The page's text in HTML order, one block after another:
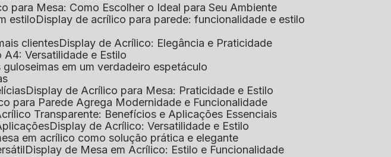
para Mesa: Como Escolher o Ideal para Seu Ambiente
estilo
Display de acrílico para parede: funcionalidade e estilo
clientes
Display de Acrílico: Elegância e Praticidade
A4: Versatilidade e Estilo
em um verdadeiro espetáculo
Display de Acrílico para Mesa: Praticidade e Estilo
para Parede Agrega Modernidade e Funcionalidade
Transparente: Benefícios e Aplicações Essenciais
Display de Acrílico: Versatilidade e Estilo
em acrílico como solução prática e elegante
Display de Mesa em Acrílico: Estilo e Funcionalidade